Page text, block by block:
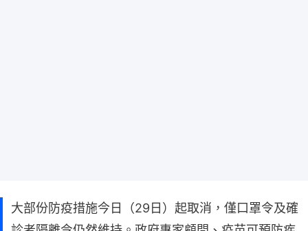
大部份防疫措施今日（29日）起取消，僅口罩令及確